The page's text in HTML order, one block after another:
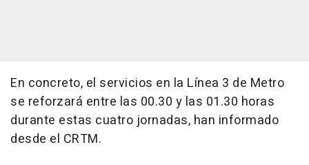
En concreto, el servicios en la Línea 3 de Metro
se reforzará entre las 00.30 y las 01.30 horas
durante estas cuatro jornadas, han informado
desde el CRTM.